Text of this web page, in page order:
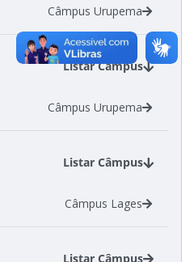
Câmpus Urupema
Listar Câmpus
Câmpus Urupema
Listar Câmpus
Câmpus Lages
Listar Câmpus